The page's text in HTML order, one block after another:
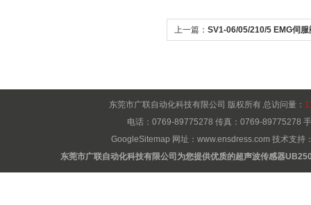
上一篇： SV1-06/05/210/5 EMG伺服
东莞市广联自动化科技有限公司 版权所有 总访问量：
电话：0769-89775278 传真：0769-89775278
GoogleSitemap 网址： www.ensdress.com 技术支持
东莞市广联自动化科技有限公司为您提供优质的超声波传感器